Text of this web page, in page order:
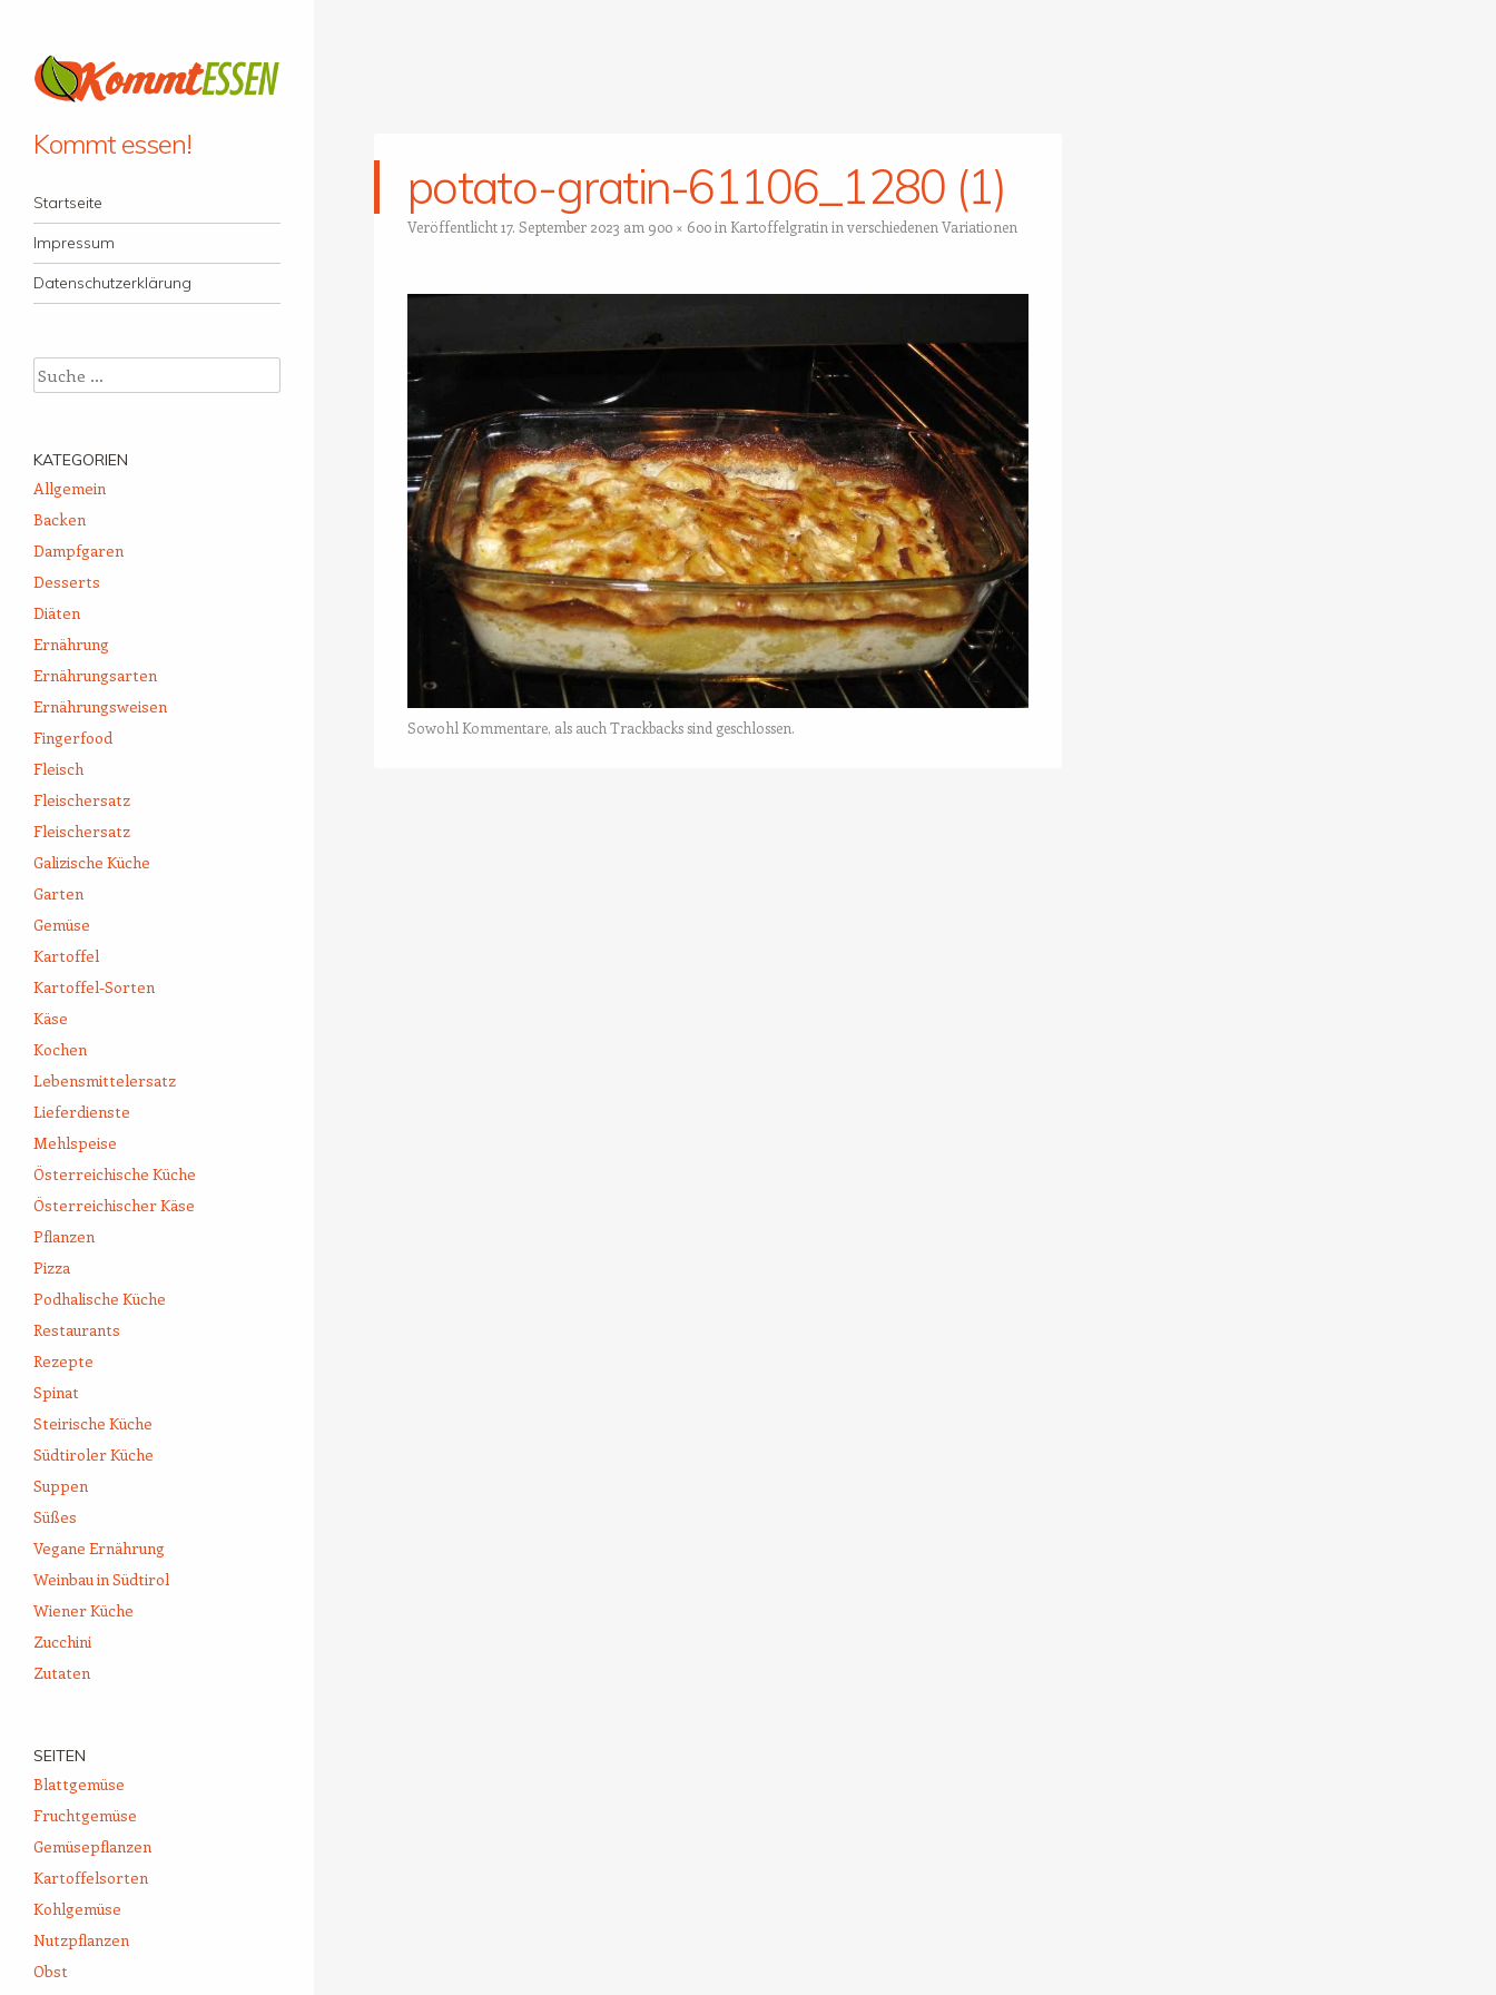
Kommt essen!
Menü
Zum Inhalt springen
Startseite
Impressum
Datenschutzerklärung
potato-gratin-61106_1280 (1)
Veröffentlicht17. September 2023 am 900 × 600in Kartoffelgratin in verschiedenen Variationen
Sowohl Kommentare, als auch Trackbacks sind geschlossen.
Suche
KATEGORIEN
Allgemein
Backen
Dampfgaren
Desserts
Diäten
Ernährung
Ernährungsarten
Ernährungsweisen
Fingerfood
Fleisch
Fleischersatz
Fleischersatz
Galizische Küche
Garten
Gemüse
Kartoffel
Kartoffel-Sorten
Käse
Kochen
Lebensmittelersatz
Lieferdienste
Mehlspeise
Österreichische Küche
Österreichischer Käse
Pflanzen
Pizza
Podhalische Küche
Restaurants
Rezepte
Spinat
Steirische Küche
Südtiroler Küche
Suppen
Süßes
Vegane Ernährung
Weinbau in Südtirol
Wiener Küche
Zucchini
Zutaten
SEITEN
Blattgemüse
Fruchtgemüse
Gemüsepflanzen
Kartoffelsorten
Kohlgemüse
Nutzpflanzen
Obst